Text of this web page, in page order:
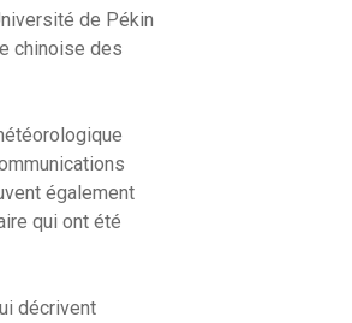
de Pékin
chinoise des
également
qui ont été
décrivent